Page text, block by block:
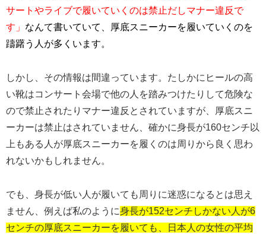
サートやライブで履いていくのは禁止だしマナー違反で
す」 なんて書いていて、厚底スニーカーを履いていくのを
躊躇う人が多くいます。
しかし、その情報は間違っています。たしかにヒールの高
い靴はコンサート会場で他の人を踏みつけたりして危険な
ので禁止されたりマナー違反とされていますが、厚底スニ
ーカーは禁止はされていません、確かに身長が160センチ以
上もある人が厚底スニーカーを履くのは周りから良く思わ
れないかもしれません。
でも、身長が低い人が履いても周りに迷惑になるとは思え
ません、例えば私のように身長が152センチしかない人が6
センチの厚底スニーカーを履いても、日本人の女性の平均